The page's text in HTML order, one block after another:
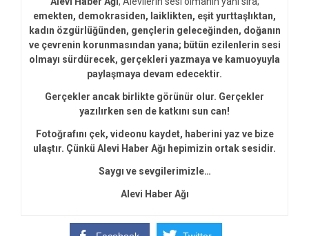
emekten, demokrasiden, laiklikten, eşit yurttaşlıktan,
kadın özgürlüğünden, gençlerin geleceğinden, doğanın
ve çevrenin korunmasından yana; bütün ezilenlerin sesi
olmayı sürdürecek, gerçekleri yazmaya ve kamuoyuyla
paylaşmaya devam edecektir.
Gerçekler ancak birlikte görünür olur. Gerçekler
yazılırken sen de katkını sun can!
Fotoğrafını çek, videonu kaydet, haberini yaz ve bize
ulaştır. Çünkü Alevi Haber Ağı hepimizin ortak sesidir.
Saygı ve sevgilerimizle…
Alevi Haber Ağı